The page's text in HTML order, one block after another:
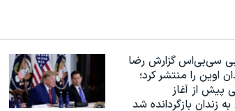
سی‌بی‌‌اس گزارش رضا
اوین را منتشر کرد؛
پیش از آغاز
زندان بازگردانده شد